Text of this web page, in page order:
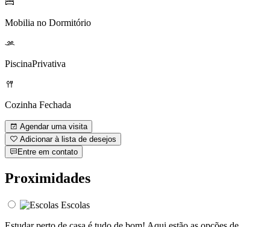
Mobilia no Dormitório
PiscinaPrivativa
Cozinha Fechada
Agendar uma visita
Adicionar à lista de desejos
Entre em contato
Proximidades
Escolas